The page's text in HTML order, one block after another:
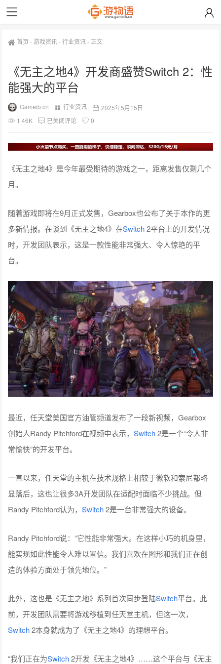
首页 -游戏资讯-行业资讯- 正文
《无主之地4》开发商盛赞Switch 2：性
能强大的平台
Gameib.cn 行业资讯
2025年5月15日
1.46K
已关闭评论 0
《无主之地4》是今年最受期待的游戏之一，距离发售仅剩几个
月。
随着游戏即将在9月正式发售，Gearbox也公布了关于本作的更
多新情报。在谈到《无主之地4》在Switch2平台上的开发情况
时，开发团队表示，这是一款性能非常强大、令人惊艳的平
台。
最近，任天堂美国官方油管频道发布了一段新视频，Gearbox
创始人Randy Pitchford在视频中表示，Switch2是一个“令人非
常愉快”的开发平台。
一直以来，任天堂的主机在技术规格上相较于微软和索尼都略
显落后，这也让很多3A开发团队在适配时面临不少挑战。但
Randy Pitchford认为，Switch2是一台非常强大的设备。
Randy Pitchford说：“它性能非常强大。在这样小巧的机身里，
能实现如此性能令人难以置信。我们喜欢在图形和我们正在创
造的体验方面处于领先地位。”
此外，这也是《无主之地》系列首次同步登陆Switch平台。此
前，开发团队需要将游戏移植到任天堂主机，但这一次，
Switch2本身就成为了《无主之地4》的理想平台。
“我们正在为Switch2开发《无主之地4》……这个平台与《无主